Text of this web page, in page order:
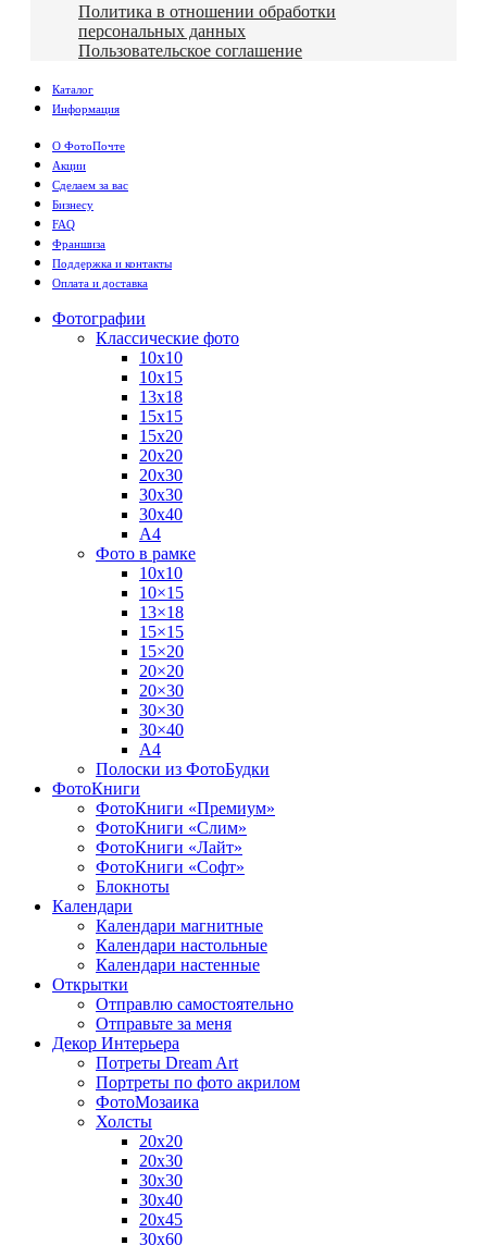
Политика в отношении обработки
персональных данных
Пользовательское соглашение
Каталог
Информация
О ФотоПочте
Акции
Сделаем за вас
Бизнесу
FAQ
Франшиза
Поддержка и контакты
Оплата и доставка
Фотографии
Классические фото
10х10
10х15
13х18
15х15
15х20
20х20
20х30
30х30
30х40
А4
Фото в рамке
10х10
10×15
13×18
15×15
15×20
20×20
20×30
30×30
30×40
A4
Полоски из ФотоБудки
ФотоКниги
ФотоКниги «Премиум»
ФотоКниги «Слим»
ФотоКниги «Лайт»
ФотоКниги «Софт»
Блокноты
Календари
Календари магнитные
Календари настольные
Календари настенные
Открытки
Отправлю самостоятельно
Отправьте за меня
Декор Интерьера
Потреты Dream Art
Портреты по фото акрилом
ФотоМозаика
Холсты
20х20
20х30
30х30
30х40
20х45
30х60